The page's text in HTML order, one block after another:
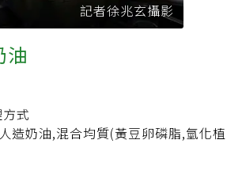
記者徐兆玄攝影
油
式
造奶油,混合均質(黃豆卵磷脂,氫化植